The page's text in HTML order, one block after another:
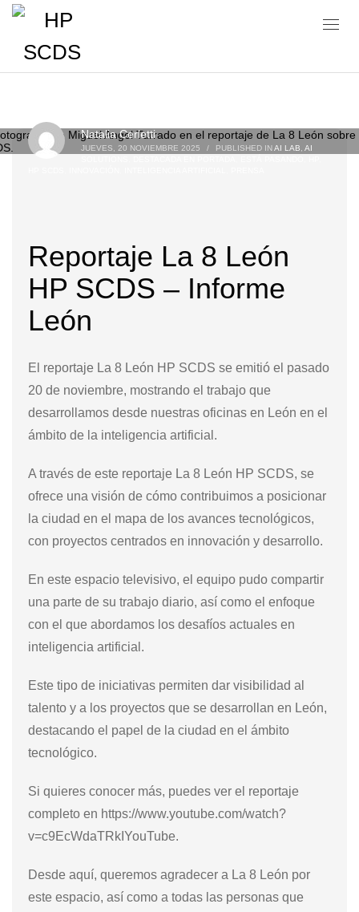
Blog
Natalia Cerletti
JUEVES, 20 NOVIEMBRE 2025 / PUBLISHED INAI LAB AI
Reportaje La 8 León
HP SCDS – Informe
León
El reportaje La 8 León HP SCDS se emitió el pasado
20 de noviembre, mostrando el trabajo que
desarrollamos desde nuestras oficinas en León en el
ámbito de la inteligencia artificial.
A través de este reportaje La 8 León HP SCDS, se
ofrece una visión de cómo contribuimos a posicionar
la ciudad en el mapa de los avances tecnológicos,
con proyectos centrados en innovación y desarrollo.
En este espacio televisivo, el equipo pudo compartir
una parte de su trabajo diario, así como el enfoque
con el que abordamos los desafíos actuales en
inteligencia artificial.
Este tipo de iniciativas permiten dar visibilidad al
talento y a los proyectos que se desarrollan en León,
destacando el papel de la ciudad en el ámbito
tecnológico.
Si quieres conocer más, puedes ver el reportaje
completo en https://www.youtube.com/watch?
v=c9EcWdaTRkIYouTube.
Desde aquí, queremos agradecer a La 8 León por
este espacio, así como a todas las personas que